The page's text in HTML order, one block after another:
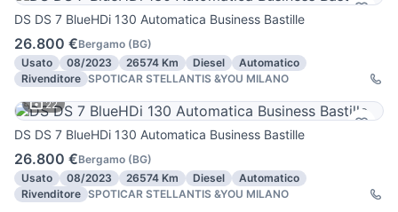
DS DS 7 BlueHDi 130 Automatica Business Bastille
26.800 €Bergamo (BG)
Usato
08/2023 26574 Km Diesel
Automatico
Rivenditore SPOTICAR STELLANTIS &YOU MILANO
22
DS DS 7 BlueHDi 130 Automatica Business Bastille
26.800 €Bergamo (BG)
Usato
08/2023 26574 Km Diesel
Automatico
Rivenditore SPOTICAR STELLANTIS &YOU MILANO